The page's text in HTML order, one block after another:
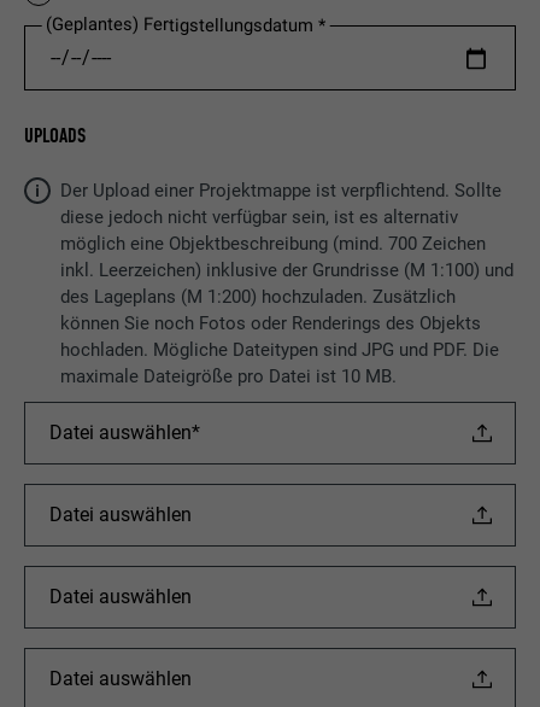
(Geplantes) Fertigstellungsdatum
UPLOADS
Der Upload einer Projektmappe ist verpflichtend. Sollte
diese jedoch nicht verfügbar sein, ist es alternativ
möglich eine Objektbeschreibung (mind. 700 Zeichen
inkl. Leerzeichen) inklusive der Grundrisse (M 1:100) und
des Lageplans (M 1:200) hochzuladen. Zusätzlich
können Sie noch Fotos oder Renderings des Objekts
hochladen. Mögliche Dateitypen sind JPG und PDF. Die
maximale Dateigröße pro Datei ist 10 MB.
Datei auswählen*
Datei auswählen
Datei auswählen
Datei auswählen